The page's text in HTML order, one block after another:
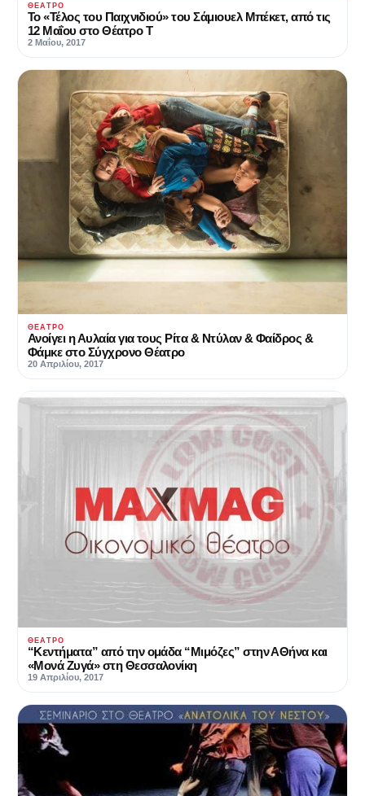
ΘΈΑΤΡΟ
Το «Τέλος του Παιχνιδιού» του Σάμιουελ Μπέκετ, από τις
12 Μαΐου στο Θέατρο Τ
2 Μαΐου, 2017
ΘΈΑΤΡΟ
Ανοίγει η Αυλαία για τους Ρίτα & Ντύλαν & Φαίδρος &
Φάμκε στο Σύγχρονο Θέατρο
20 Απριλίου, 2017
ΘΈΑΤΡΟ
“Κεντήματα” από την ομάδα “Μιμόζες” στην ΑΘήνα και
«Μονά Ζυγά» στη Θεσσαλονίκη
19 Απριλίου, 2017